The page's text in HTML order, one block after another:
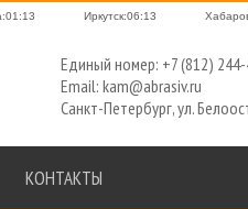
Иркутск:06:13
Единый номер: +7 (812) 244-
Email: kam@abrasiv.ru
Санкт-Петербург, ул.
КОНТАКТЫ